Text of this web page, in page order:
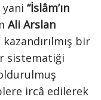
yani “İslâm’ın
Ali Arslan
bir
sistematiği
ircâ edilerek